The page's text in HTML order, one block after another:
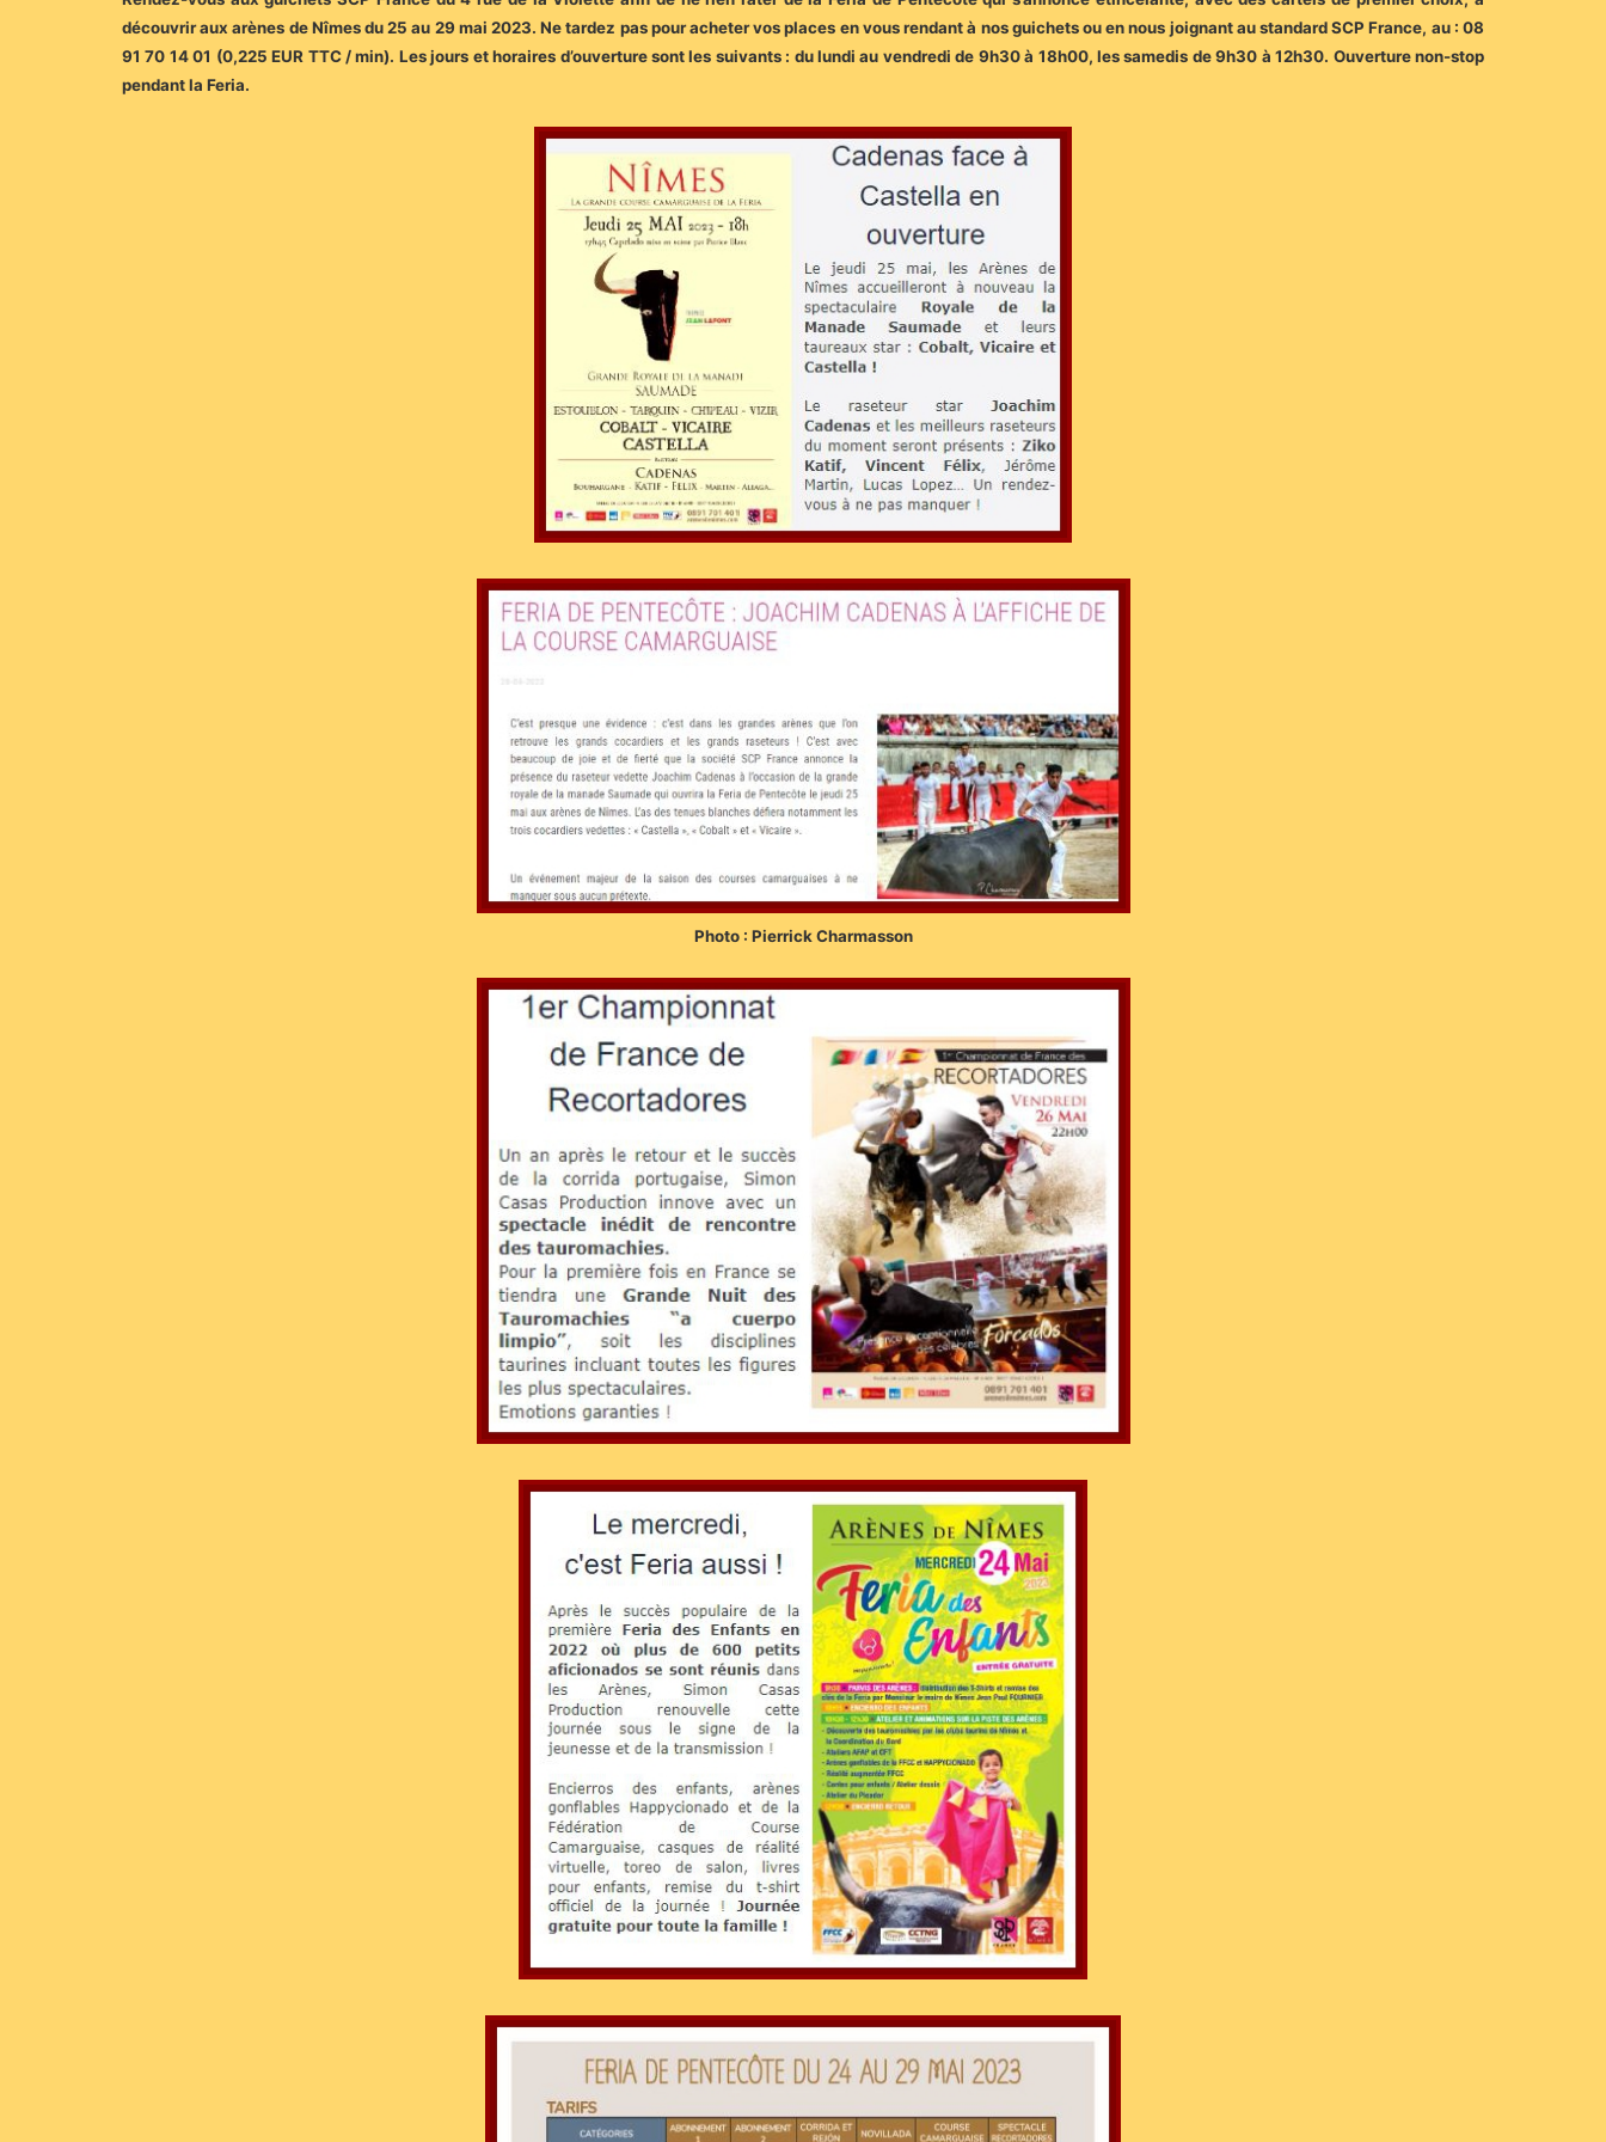
découvrir aux arènes de Nîmes du 25 au 29 mai 2023. Ne tardez pas pour acheter vos places en vous rendant à nos guichets ou en nous joignant au standard SCP France, au : 08
91 70 14 01 (0,225 EUR TTC / min). Les jours et horaires d’ouverture sont les suivants : du lundi au vendredi de 9h30 à 18h00, les samedis de 9h30 à 12h30. Ouverture non-stop
pendant la Feria.
Photo : Pierrick Charmasson